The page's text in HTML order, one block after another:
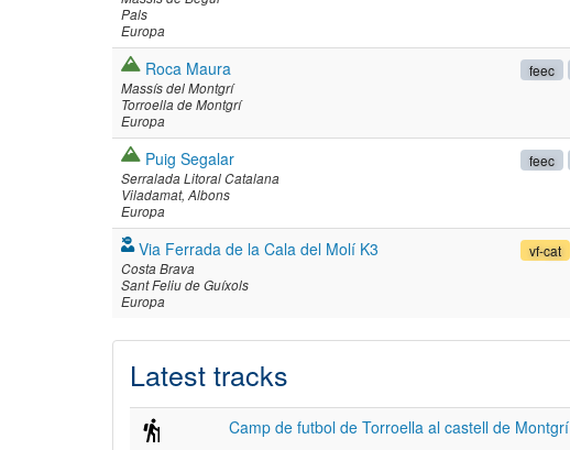
Pals
Europa
Roca Maura
Massís del Montgrí
Torroella de Montgrí
Europa
feec
Puig Segalar
Serralada Litoral Catalana
Viladamat Albons
Europa
feec
Via Ferrada de la Cala del Molí K3
Costa Brava
Sant Feliu de Guíxols
Europa
vf-cat
Latest tracks
Camp de futbol de Torroella al castell de Montgrí